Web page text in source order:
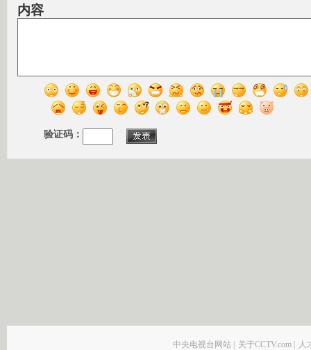
内容
验证码：
中央电视台网站 | 关于CCTV.com | 人